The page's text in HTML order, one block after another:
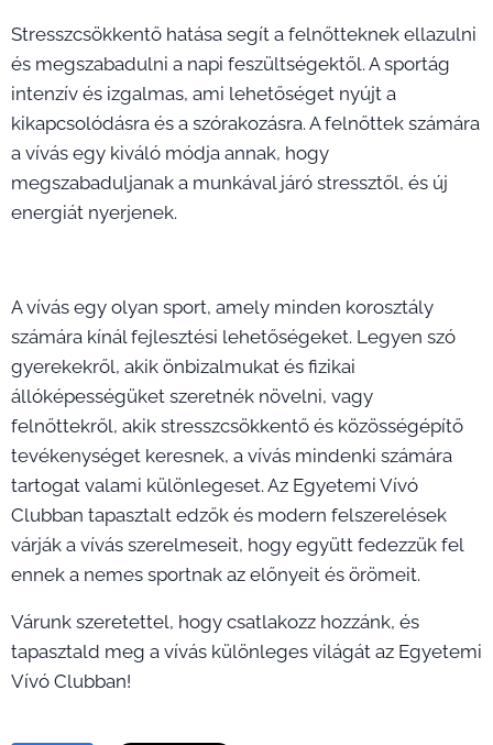
Stresszcsökkentő hatása segít a felnőtteknek ellazulni
és megszabadulni a napi feszültségektől. A sportág
intenzív és izgalmas, ami lehetőséget nyújt a
kikapcsolódásra és a szórakozásra. A felnőttek számára
a vívás egy kiváló módja annak, hogy
megszabaduljanak a munkával járó stressztől, és új
energiát nyerjenek.
A vívás egy olyan sport, amely minden korosztály
számára kínál fejlesztési lehetőségeket. Legyen szó
gyerekekről, akik önbizalmukat és fizikai
állóképességüket szeretnék növelni, vagy
felnőttekről, akik stresszcsökkentő és közösségépítő
tevékenységet keresnek, a vívás mindenki számára
tartogat valami különlegeset. Az Egyetemi Vívó
Clubban tapasztalt edzők és modern felszerelések
várják a vívás szerelmeseit, hogy együtt fedezzük fel
ennek a nemes sportnak az előnyeit és örömeit.
Várunk szeretettel, hogy csatlakozz hozzánk, és
tapasztald meg a vívás különleges világát az Egyetemi
Vívó Clubban!